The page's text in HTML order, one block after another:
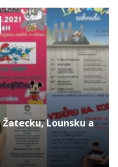
Lounsku a